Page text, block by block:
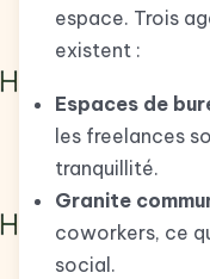
espace. Trois
existent :
Espaces de
les freelances
tranquillité.
Granite
coworkers, ce
social.